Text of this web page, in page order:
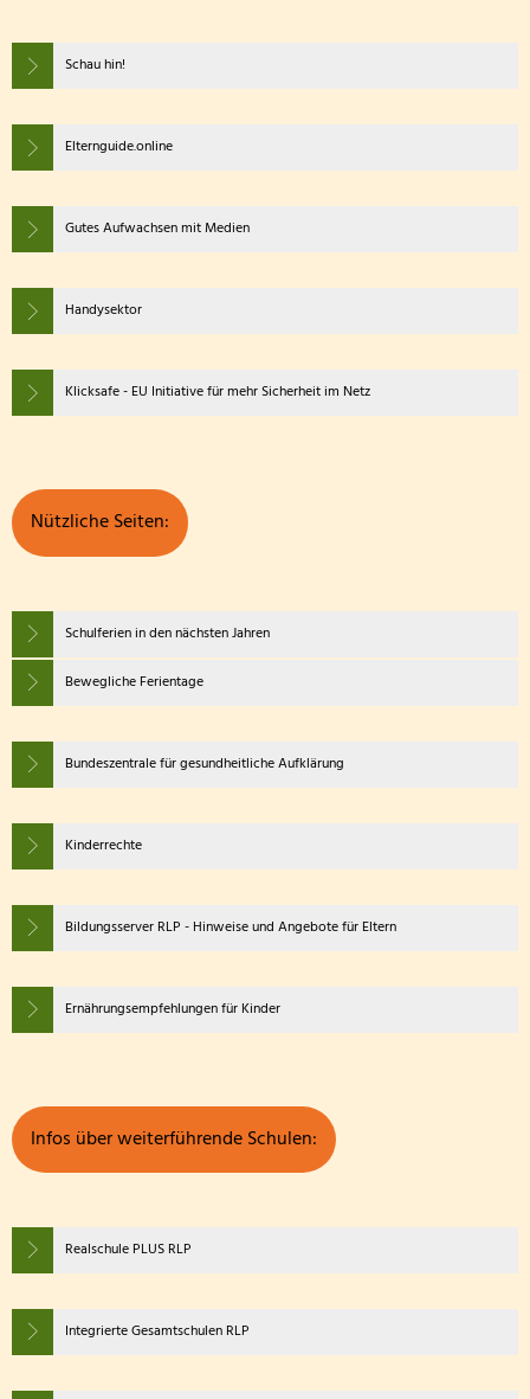
Schau hin!
Elternguide.online
Gutes Aufwachsen mit Medien
Handysektor
Klicksafe - EU Initiative für mehr Sicherheit im Netz
Nützliche Seiten:
Schulferien in den nächsten Jahren
Bewegliche Ferientage
Bundeszentrale für gesundheitliche Aufklärung
Kinderrechte
Bildungsserver RLP - Hinweise und Angebote für Eltern
Ernährungsempfehlungen für Kinder
Infos über weiterführende Schulen:
Realschule PLUS RLP
Integrierte Gesamtschulen RLP